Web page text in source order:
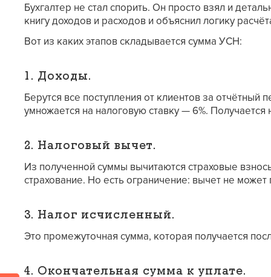
Бухгалтер не стал спорить. Он просто взял и
книгу доходов и расходов и объяснил логику
Вот из каких этапов складывается сумма УСН:
1. Доходы.
Берутся все поступления от клиентов за
умножается на налоговую ставку — 6%. Получается
2. Налоговый вычет.
Из полученной суммы вычитаются страховые
страхование. Но есть ограничение: вычет не
3. Налог исчисленный.
Это промежуточная сумма, которая получается
4. Окончательная сумма к уплате.